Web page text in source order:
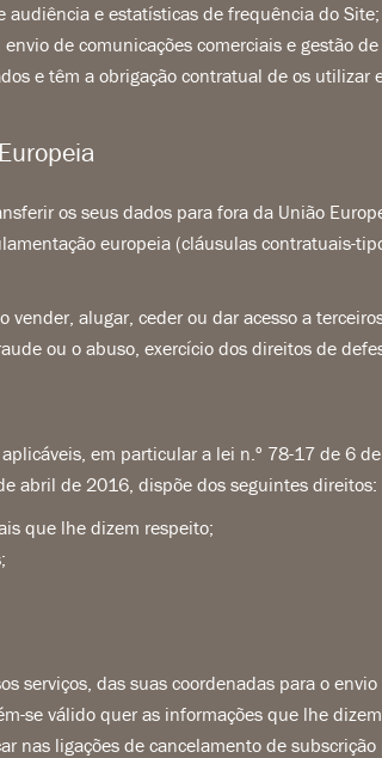
audiência e estatísticas de frequência do Site;
de comunicações comerciais e gestão
e têm a obrigação contratual de os
os seus dados para fora da União
europeia (cláusulas contratuais-
vender, alugar, ceder ou dar acesso a
ou o abuso, exercício dos direitos de
em particular a lei n.º 78-17 de 6
abril de 2016, dispõe dos seguintes direitos:
que lhe dizem respeito;
serviços, das suas coordenadas para o
se válido quer as informações que lhe
nas ligações de cancelamento de